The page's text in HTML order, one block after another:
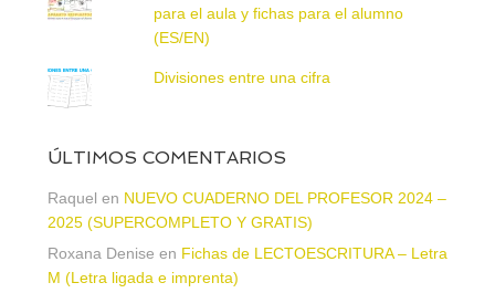
para el aula y fichas para el alumno
(ES/EN)
Divisiones entre una cifra
ÚLTIMOS COMENTARIOS
Raquel en NUEVO CUADERNO DEL PROFESOR 2024 –
2025 (SUPERCOMPLETO Y GRATIS)
Roxana Denise en Fichas de LECTOESCRITURA – Letra
M (Letra ligada e imprenta)